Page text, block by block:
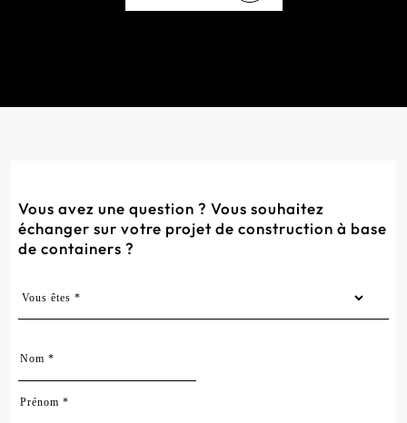
Vous avez une question ? Vous souhaitez
échanger sur votre projet de construction à base
de containers ?